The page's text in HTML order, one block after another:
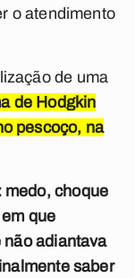
o atendimento
de uma
de Hodgkin
pescoço, na
medo, choque
que
não adiantava
saber